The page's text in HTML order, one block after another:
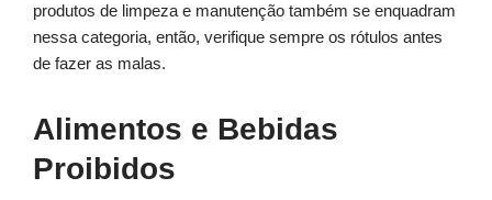
produtos de limpeza e manutenção também se enquadram
nessa categoria, então, verifique sempre os rótulos antes
de fazer as malas.
Alimentos e Bebidas
Proibidos